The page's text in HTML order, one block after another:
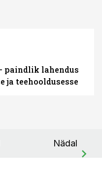
paindlik lahendus
ja teehooldusesse
Nädal